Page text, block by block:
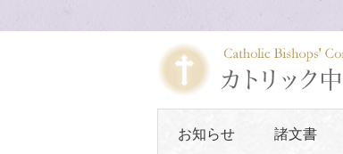
お知らせ 諸文書